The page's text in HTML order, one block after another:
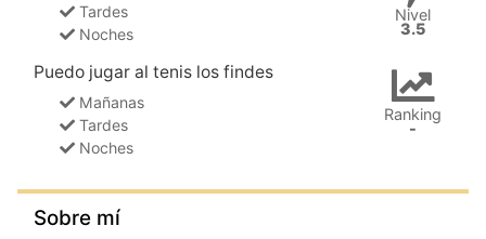
Tardes
Noches
Puedo jugar al tenis los findes
Mañanas
Tardes
Noches
Nivel
3.5
Ranking
-
Sobre mí